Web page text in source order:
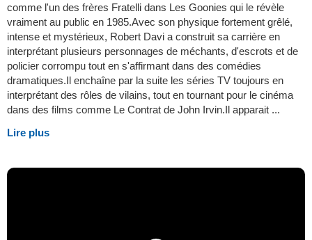
comme l'un des frères Fratelli dans Les Goonies qui le révèle
vraiment au public en 1985.Avec son physique fortement grêlé,
intense et mystérieux, Robert Davi a construit sa carrière en
interprétant plusieurs personnages de méchants, d'escrots et de
policier corrompu tout en s'affirmant dans des comédies
dramatiques.Il enchaîne par la suite les séries TV toujours en
interprétant des rôles de vilains, tout en tournant pour le cinéma
dans des films comme Le Contrat de John Irvin.Il apparait ...
Lire plus